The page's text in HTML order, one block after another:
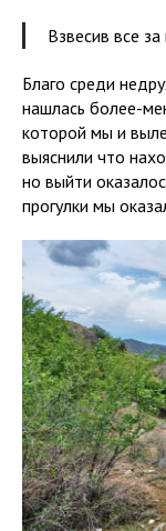
Взвесив все
Благо среди
нашлась более-
которой мы и
выяснили что
но выйти
прогулки мы